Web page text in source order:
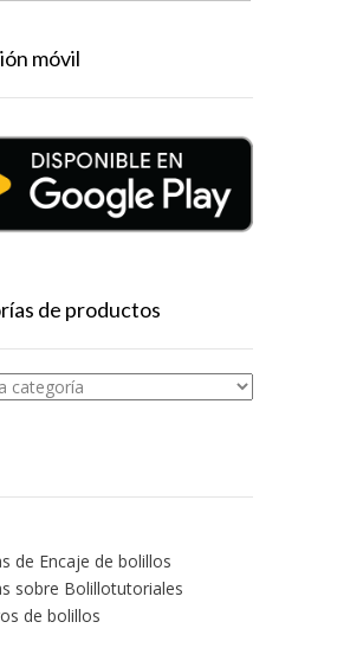
móvil
de productos
de Encaje de bolillos
sobre Bolillotutoriales
de bolillos